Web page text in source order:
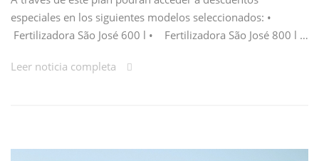
especiales en los siguientes modelos seleccionados: •
Fertilizadora São José 600 l • Fertilizadora São José 800 l …
Leer noticia completa